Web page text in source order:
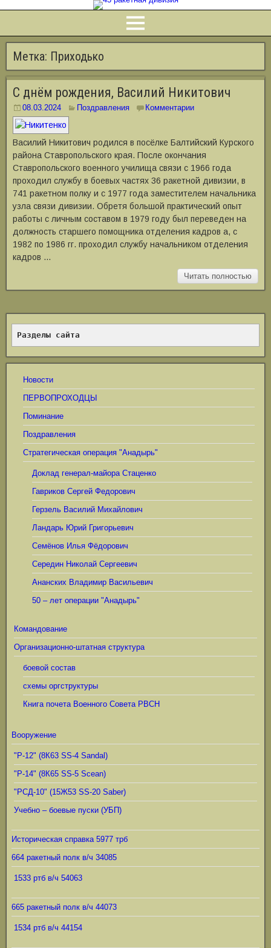
Метка: Приходько
С днём рождения, Василий Никитович
08.03.2024 Поздравления Комментарии
Василий Никитович родился в посёлке Балтийский Курского
района Ставропольского края. После окончания
Ставропольского военного училища связи с 1966 года
проходил службу в боевых частях 36 ракетной дивизии, в
741 ракетном полку и с 1977 года заместителем начальника
узла связи дивизии. Обретя большой практический опыт
работы с личным составом в 1979 году был переведен на
должность старшего помощника отделения кадров а, с
1982 по 1986 гг. проходил службу начальником отделения
кадров …
Читать полностью
Разделы сайта
Новости
ПЕРВОПРОХОДЦЫ
Поминание
Поздравления
Стратегическая операция "Анадырь"
Доклад генерал-майора Стаценко
Гавриков Сергей Федорович
Герзель Василий Михайлович
Ландарь Юрий Григорьевич
Семёнов Илья Фёдорович
Середин Николай Сергеевич
Ананских Владимир Васильевич
50 – лет операции "Анадырь"
Командование
Организационно-штатная структура
боевой состав
схемы оргструктуры
Книга почета Военного Совета РВСН
Вооружение
"Р-12" (8К63 SS-4 Sandal)
"Р-14" (8К65 SS-5 Scean)
"РСД-10" (15Ж53 SS-20 Saber)
Учебно – боевые пуски (УБП)
Историческая справка 5977 трб
664 ракетный полк в/ч 34085
1533 ртб в/ч 54063
665 ракетный полк в/ч 44073
1534 ртб в/ч 44154